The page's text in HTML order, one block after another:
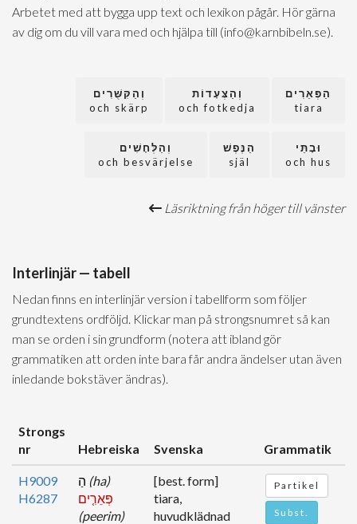
Arbetet med att bygga upp text och lexikon pågår. Hör gärna
av dig om du vill vara med och hjälpa till (info@karnbibeln.se).
הַפְּאֵרִים
tiara
וְהַצְּעָדוֹת
och fotkedja
וְהַקִּשֻּׁרִים
och skärp
וּבָתֵּי
och hus
הַנֶּפֶשׁ
själ
וְהַלְּחָשִׁים
och besvärjelse
Läsriktning från höger till vänster
Interlinjär — tabell
Nedan finns en interlinjär version i tabellform som följer
grundtextens ordföljd. Klickar man på strongsnumret så kan
man se orden i sin grundform (notera att ibland gör
grammatiken att orden inte bara får andra ändelser utan även
inledande bokstäver ändras).
Strongs
nr
Hebreiska Svenska Grammatik
H9009
H6287
(ha)
פְּאֵרִ֤ים
(peerim)
[best. form]
tiara,
huvudklädnad
Partikel
Subst.